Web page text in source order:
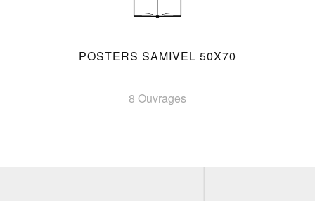
POSTERS SAMIVEL 50X70
8 Ouvrages